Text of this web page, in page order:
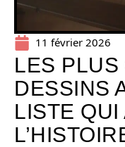
11 février 2026
LES
DESSINS
LISTE QUI